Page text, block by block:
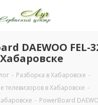
DAEWOO FEL-
Хабаровске
- Разборка в Хабаровске -
телевизоров в Хабаровске -
- PowerBoard